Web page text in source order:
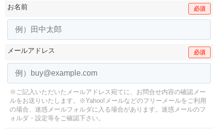
お名前 必須
メールアドレス 必須
※ご記入いただいたメールアドレス宛てに、お問合せ内容の確認メー
ルをお送りいたします。
※Yahoo!メールなどのフリーメールをご利用
の場合、迷惑メールフォルダに入る場合があります。 迷惑メールのフ
ォルダ・設定等をご確認下さい。